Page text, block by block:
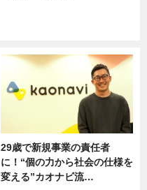
29歳で新規事業の責任者
に！“個の力から社会の仕様を
変える”カオナビ流…